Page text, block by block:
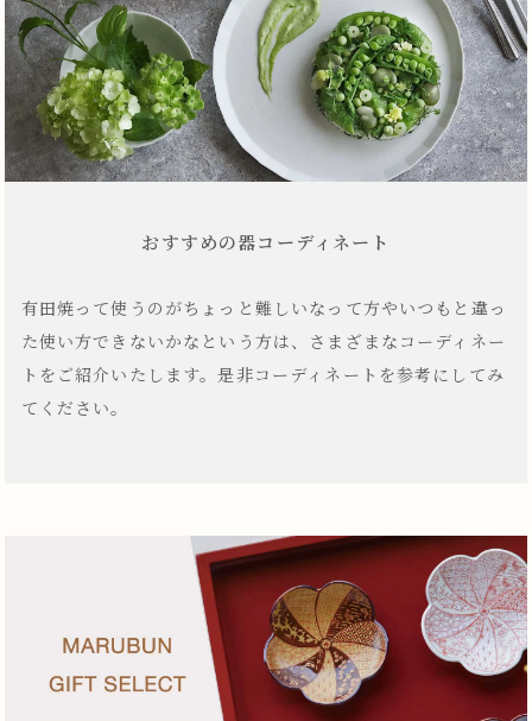
おすすめの器コーディネート
有田焼って使うのがちょっと難しいなって方やいつもと違っ
た使い方できないかなという方は、さまざまなコーディネー
トをご紹介いたします。是非コーディネートを参考にしてみ
てください。